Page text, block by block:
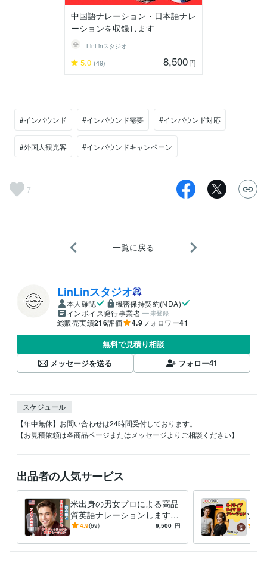
中国語ナレーション・日本語ナレ
ーションを収録します
LinLinスタジオ
5.0 (49) 8,500円
#インバウンド #インバウンド需要 #インバウンド対応
#外国人観光客 #インバウンドキャンペーン
7
一覧に戻る
LinLinスタジオ
本人確認
機密保持契約(NDA)
インボイス発行事業者
未登録
総販売実績216評価 4.9フォロワー41
無料で見積り相談
メッセージを送る
フォロー41
スケジュール
【年中無休】お問い合わせは24時間受付しております。
出品者の人気サービス
米出身の男女プロによる高品
質英語ナレーションします
まるで映画のワンシーン！心
を彩る
4.9(69) 9,500 円
ド
ツ語
男女
ーシ